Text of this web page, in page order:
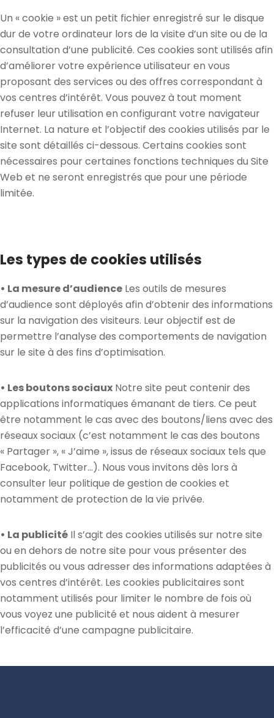
Un « cookie » est un petit fichier enregistré sur le disque
dur de votre ordinateur lors de la visite d’un site ou de la
consultation d’une publicité. Ces cookies sont utilisés afin
d’améliorer votre expérience utilisateur en vous
proposant des services ou des offres correspondant à
vos centres d’intérêt. Vous pouvez à tout moment
refuser leur utilisation en configurant votre navigateur
Internet. La nature et l’objectif des cookies utilisés par le
site sont détaillés ci-dessous. Certains cookies sont
nécessaires pour certaines fonctions techniques du Site
Web et ne seront enregistrés que pour une période
limitée.
Les types de cookies utilisés
• La mesure d’audience Les outils de mesures
d’audience sont déployés afin d’obtenir des informations
sur la navigation des visiteurs. Leur objectif est de
permettre l’analyse des comportements de navigation
sur le site à des fins d’optimisation.
• Les boutons sociaux Notre site peut contenir des
applications informatiques émanant de tiers. Ce peut
être notamment le cas avec des boutons/liens avec des
réseaux sociaux (c’est notamment le cas des boutons
« Partager », « J’aime », issus de réseaux sociaux tels que
Facebook, Twitter…). Nous vous invitons dès lors à
consulter leur politique de gestion de cookies et
notamment de protection de la vie privée.
• La publicité Il s’agit des cookies utilisés sur notre site
ou en dehors de notre site pour vous présenter des
publicités ou vous adresser des informations adaptées à
vos centres d’intérêt. Les cookies publicitaires sont
notamment utilisés pour limiter le nombre de fois où
vous voyez une publicité et nous aident à mesurer
l’efficacité d’une campagne publicitaire.